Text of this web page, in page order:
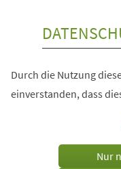
Durch die Nutzung
einverstanden, dass
Nur